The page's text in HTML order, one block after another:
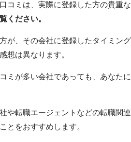
コミは、実際に登録した方の貴重な
ください。
が、その会社に登録したタイミン
想は異なります。
ミが多い会社であっても、あなた
や転職エージェントなどの転職関
とをおすすめします。